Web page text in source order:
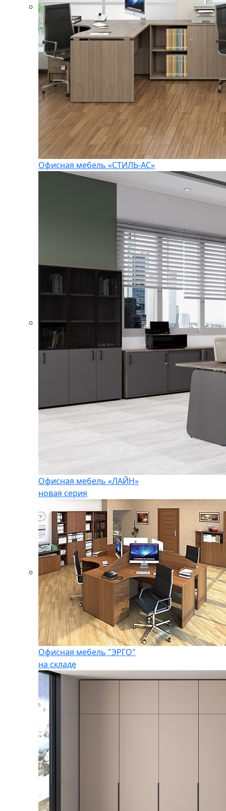
Офисная мебель «СТИЛЬ-АС»
Офисная мебель «ЛАЙН»
новая серия
Офисная мебель "ЭРГО"
на складе